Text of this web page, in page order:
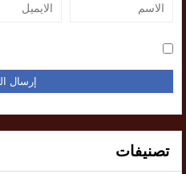
تصنيفات